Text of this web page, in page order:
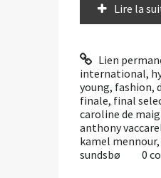
Lire la
Lien
international,
young, fashion,
finale, final
caroline de
anthony
kamel mennour,
sundsbø
0